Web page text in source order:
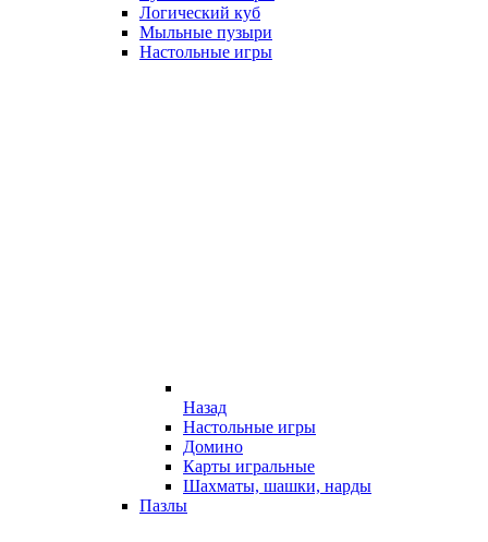
Логический куб
Мыльные пузыри
Настольные игры
Назад
Настольные игры
Домино
Карты игральные
Шахматы, шашки, нарды
Пазлы